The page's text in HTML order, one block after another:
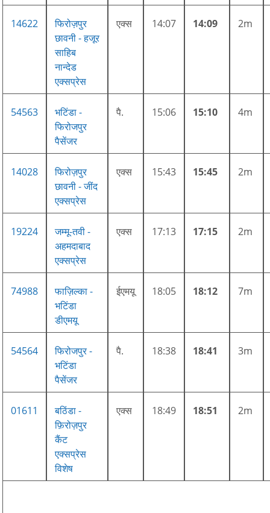
14622
फिरोज़पुर
छावनी - हजूर
साहिब
नान्देड
एक्सप्रेस
एक्स 14:07 14:09 2m
54563
भटिंडा -
फिरोजपुर
पैसेंजर
पै. 15:06 15:10 4m
14028
फिरोज़पुर
छावनी - जींद
एक्सप्रेस
एक्स 15:43 15:45 2m
19224
जम्मू-तवी -
अहमदाबाद
एक्सप्रेस
एक्स 17:13 17:15 2m
74988
फाज़िल्का -
भटिंडा
डीएमयू
ईएमयू 18:05 18:12 7m
54564
फिरोजपुर -
भटिंडा
पैसेंजर
पै. 18:38 18:41 3m
01611
बठिंडा -
फ़िरोज़पुर
कैंट
एक्सप्रेस
विशेष
एक्स 18:49 18:51 2m